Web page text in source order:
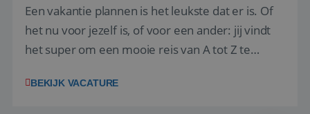
Een vakantie plannen is het leukste dat er is. Of
het nu voor jezelf is, of voor een ander: jij vindt
het super om een mooie reis van A tot Z te
vakantiegangers de meest prachtige plekjes op
BEKIJK VACATURE